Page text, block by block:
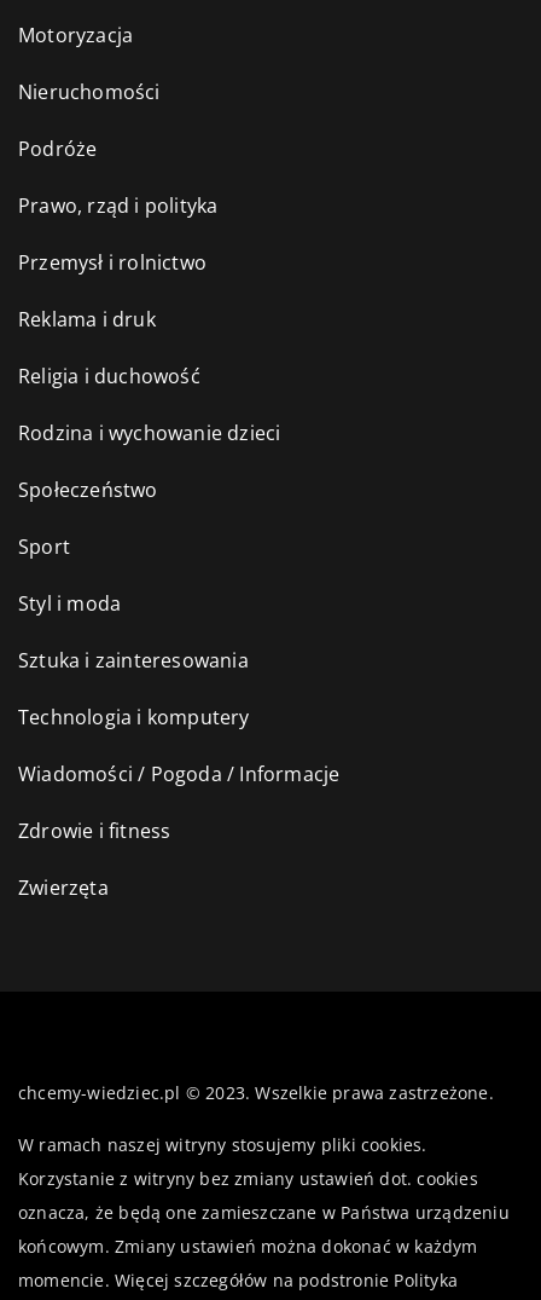
Motoryzacja
Nieruchomości
Podróże
Prawo, rząd i polityka
Przemysł i rolnictwo
Reklama i druk
Religia i duchowość
Rodzina i wychowanie dzieci
Społeczeństwo
Sport
Styl i moda
Sztuka i zainteresowania
Technologia i komputery
Wiadomości / Pogoda / Informacje
Zdrowie i fitness
Zwierzęta
chcemy-wiedziec.pl © 2023. Wszelkie prawa zastrzeżone.
W ramach naszej witryny stosujemy pliki cookies.
Korzystanie z witryny bez zmiany ustawień dot. cookies
oznacza, że będą one zamieszczane w Państwa urządzeniu
końcowym. Zmiany ustawień można dokonać w każdym
momencie. Więcej szczegółów na podstronie Polityka